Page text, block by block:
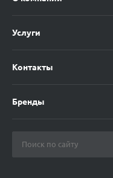
Услуги
Контакты
Бренды